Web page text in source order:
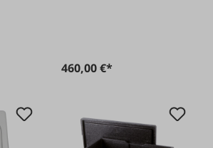
460,00 €*